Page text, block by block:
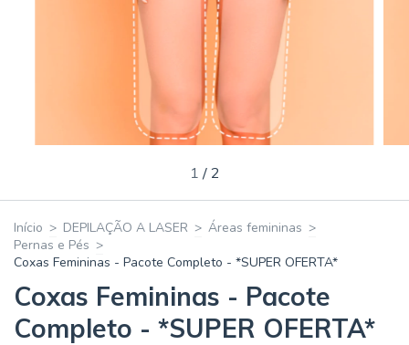
1 / 2
Início > DEPILAÇÃO A LASER > Áreas femininas >
Pernas e Pés >
Coxas Femininas - Pacote Completo - *SUPER OFERTA*
Coxas Femininas - Pacote
Completo - *SUPER OFERTA*